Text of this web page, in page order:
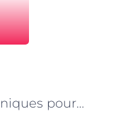
Techniques pour peindre des natures mortes à Paris